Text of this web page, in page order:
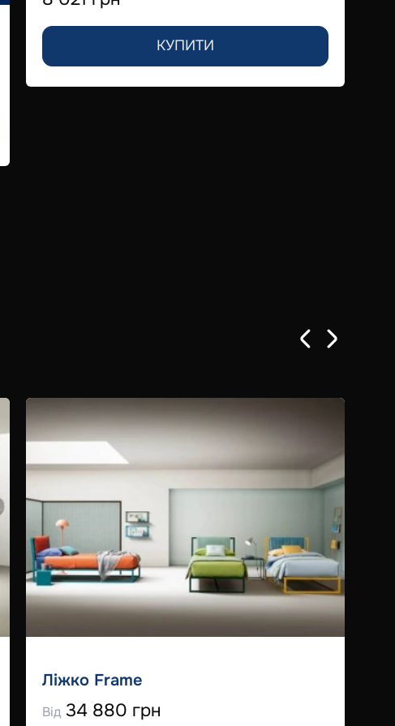
КУПИТИ
Ліжко Frame
Від34 880 грн